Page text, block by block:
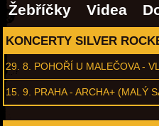
Žebříčky
Videa
KONCERTY SILVER
29. 8. POHOŘÍ U MALEČOVA -
15. 9. PRAHA - ARCHA+ (MALÝ